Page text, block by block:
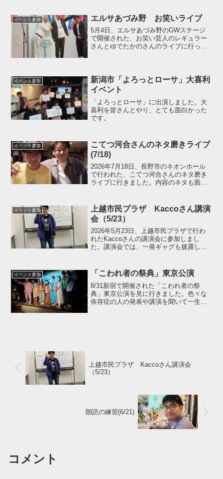
いただいているお客様の笑顔を増やした
いと思いました。
イベント参加 エルサあづみ野 お笑いライブ
5月4日、エルサあづみ野のGWステージ
で開催された、お笑い芸人のレギュラー
さんとゆでたかのさんのライブに行って
イベント参加
新潟市「よろっとローサ」大喜利
イベント
「よろっとローサ」に出演しました。大
喜利を皆さんとやり、とても面白かった
です。
イベント参加
こてつ河合さんのネタ磨きライブ
(7/18)
2026年7月18日、長野市のネオンホール
で行われた、こてつ河合さんのネタ磨き
ライブに行きました。内容のネタも面白
めん亭」でチャーシュー麺を食べまし
た。とても美味しかっ...
イベント参加
上越市民プラザ Kaccoさん講演
会（5/23）
2026年5月23日、上越市民プラザで行わ
れたKaccoさんの講演会に参加しまし
た。講演会では、一発ギャグも披露し、
ュー麺を食べました。再び食べたいと感
じる美味しさでした...
イベント参加 「こわれ者の祭典」東京公演
8/31新宿で開催された「こわれ者の祭
典」東京公演を見に行きました。色々な
依存症の人の発表や講演を聞いて一生懸
上越市民プラザ Kaccoさん講演会
（5/23）
朗読の練習(6/21)
コメント